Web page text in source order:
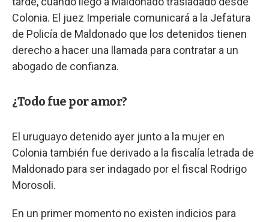
Colonia. El juez Imperiale comunicará a la Jefatura
de Policía de Maldonado que los detenidos tienen
derecho a hacer una llamada para contratar a un
abogado de confianza.
¿Todo fue por amor?
El uruguayo detenido ayer junto a la mujer en
Colonia también fue derivado a la fiscalía letrada de
Maldonado para ser indagado por el fiscal Rodrigo
Morosoli.
En un primer momento no existen indicios para